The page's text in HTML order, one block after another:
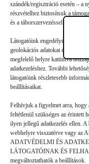
szándék/regisztráció esetén – a
részvételhez biztosítsuk a
és a táborszervezéssel
Látogatóink engedélyével mi és
geolokációs adatokat és
megfelelő helyre kattintva
adatkezeléshez. További
látogatóink részletesebb
beállításaikat.
Felhívjuk a figyelmet arra, hogy
feltétlenül szükséges az érintett
ilyen jellegű adatkezelés ellen.
webhelyre visszatérve vagy
ADATVÉDELMI ÉS
LÁTOGATÓINAK ÉS
megváltoztathatók a beállítások.
Hozzászólás